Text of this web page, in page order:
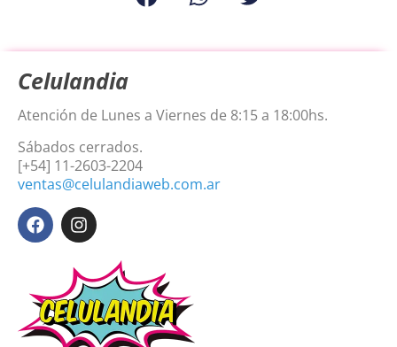
Celulandia
Atención de Lunes a Viernes de 8:15 a 18:00hs.
Sábados cerrados.
[+54] 11-2603-2204
ventas@celulandiaweb.com.ar